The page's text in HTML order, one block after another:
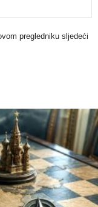
pregledniku sljedeći